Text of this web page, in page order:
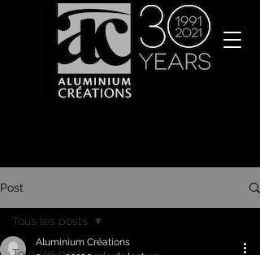
Post
Tous les posts
Aluminium Créations